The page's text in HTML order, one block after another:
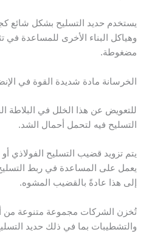
يستخدم حديد التسليح بشكل شائع
وهياكل البناء الأخرى للمساعدة في
مضغوطة.
الخرسانة مادة شديدة القوة في
للتعويض عن هذا الخلل في
التسليح فيه لتحمل أحمال الشد.
يتم تزويد قضيب التسليح الفولاذي
يعمل على المساعدة في ربط التسليح
إلى هذا عادةً بالقضيب المشوه.
تُخزن الشركات مجموعة متنوعة من
والتشطيبات بما في ذلك حديد